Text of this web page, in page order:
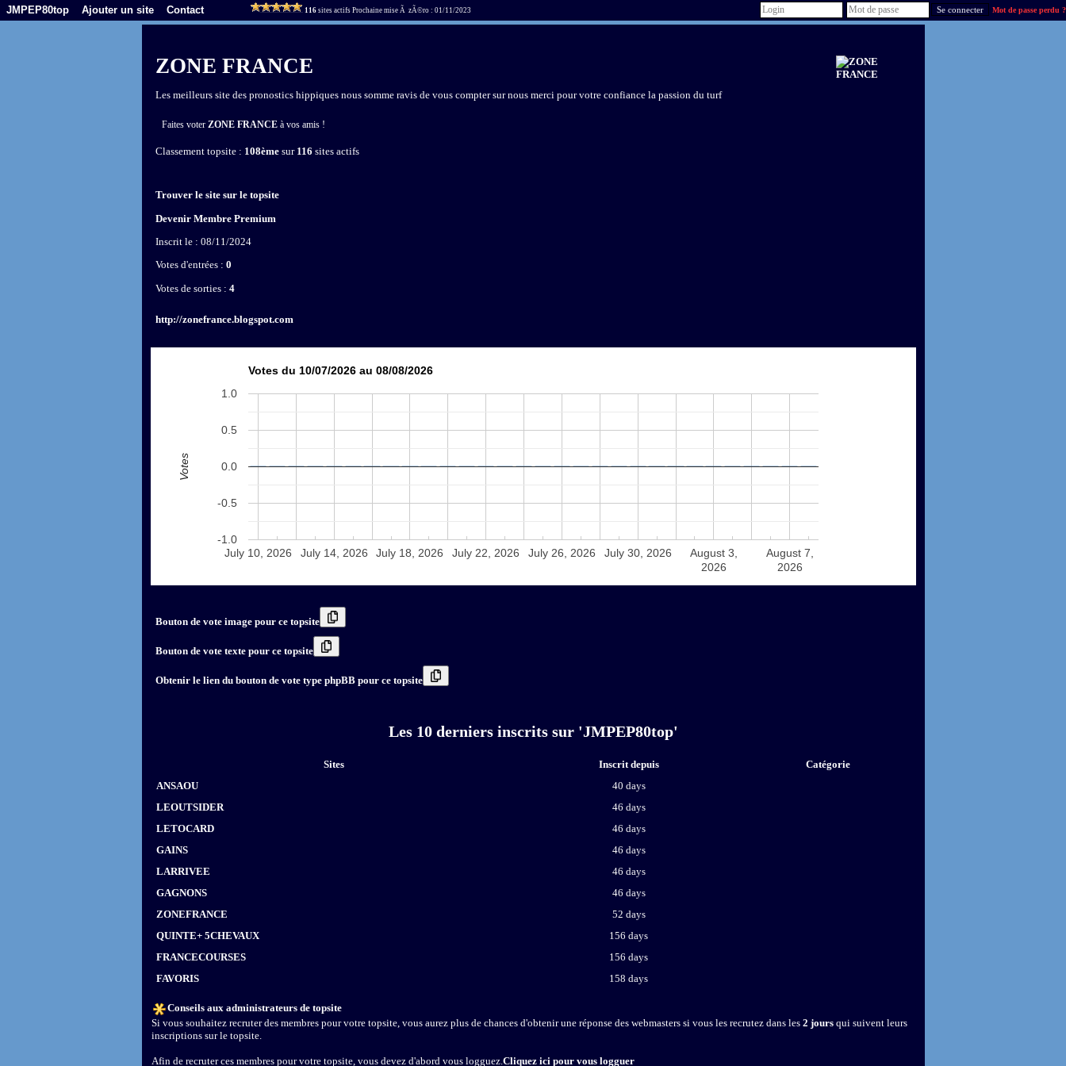
JMPEP80top Ajouter un site Contact 116 sites actifs Prochaine mise Ã zÃ©ro : 01/11/2023 Mot de passe perdu ?
ZONE FRANCE
Les meilleurs site des pronostics hippiques nous somme ravis de vous compter sur nous merci pour votre confiance la passion du turf
Faites voter ZONE FRANCEà vos amis !
Classement topsite : 108èmesur 116 sites actifs
Trouver le site sur le topsite
Devenir Membre Premium
Inscrit le : 08/11/2024
Votes d'entrées : 0
Votes de sorties : 4
http://zonefrance.blogspot.com
Votes du 10/07/2026 au 08/08/2026
July 10, 2026 July 14, 2026 July 18, 2026 July 22, 2026 July 26, 2026 July 30, 2026
August 3,
2026
August 7,
2026
-1.0
-0.5
0.0
0.5
1.0
Votes
Bouton de vote image pour ce topsite
Bouton de vote texte pour ce topsite
Obtenir le lien du bouton de vote type phpBB pour ce topsite
Les 10 derniers inscrits sur 'JMPEP80top'
Sites Inscrit depuis
Catégorie
ANSAOU
40 days
LEOUTSIDER
46 days
LETOCARD
46 days
GAINS
46 days
LARRIVEE
46 days
GAGNONS
46 days
ZONEFRANCE
52 days
QUINTE+ 5CHEVAUX
156 days
FRANCECOURSES
156 days
FAVORIS
158 days
Conseils aux administrateurs de topsite
Si vous souhaitez recruter des membres pour votre topsite, vous aurez plus de chances d'obtenir une réponse des webmasters si vous les recrutez dans les 2 joursqui suivent leurs
inscriptions sur le topsite.
Afin de recruter ces membres pour votre topsite, vous devez d'abord vous logguez. Cliquez ici pour vous logguer